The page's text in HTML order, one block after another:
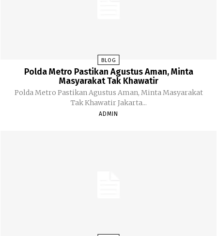
BLOG
Polda Metro Pastikan Agustus Aman, Minta
Masyarakat Tak Khawatir
Polda Metro Pastikan Agustus Aman, Minta Masyarakat
Tak Khawatir Jakarta...
ADMIN